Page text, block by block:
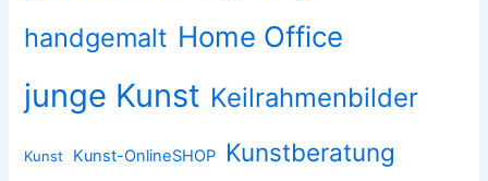
handgemalt Home Office
junge Kunst Keilrahmenbilder
Kunst Kunst-OnlineSHOP Kunstberatung